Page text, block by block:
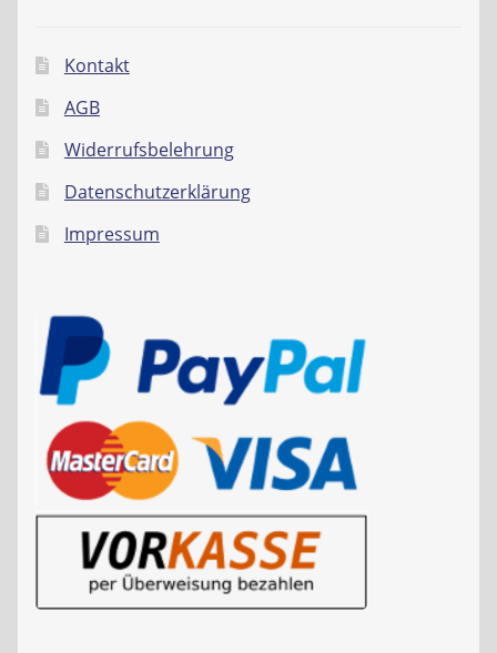
Kontakt
AGB
Widerrufsbelehrung
Datenschutzerklärung
Impressum